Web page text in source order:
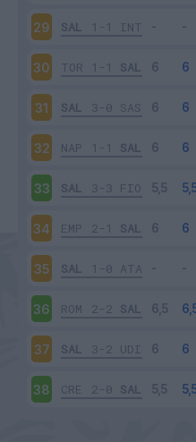
29 SAL 1-1 INT
30 TOR 1-1 SAL
31 SAL 3-0 SAS
32 NAP 1-1 SAL
33 SAL 3-3 FIO
34 EMP 2-1 SAL
35 SAL 1-0 ATA
36 ROM 2-2 SAL
37 SAL 3-2 UDI
38 CRE 2-0 SAL